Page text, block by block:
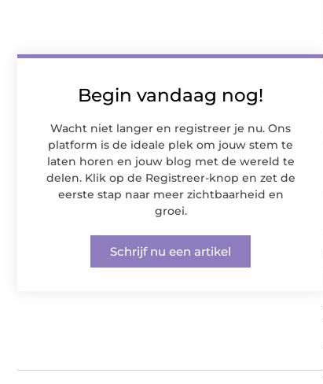
Begin vandaag nog!
Wacht niet langer en registreer je nu. Ons
platform is de ideale plek om jouw stem te
laten horen en jouw blog met de wereld te
delen. Klik op de Registreer-knop en zet de
eerste stap naar meer zichtbaarheid en
groei.
Schrijf nu een artikel